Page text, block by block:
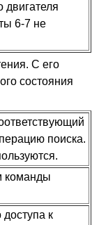
двигателя
6-7 не
С его
состояния
поиска.
команды
к